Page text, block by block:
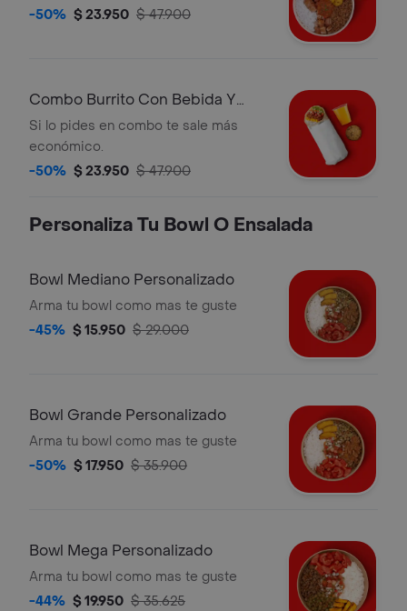
-50% $ 23.950 $ 47.900
Combo Burrito Con Bebida Y
Postre
Si lo pides en combo te sale más
económico.
-50% $ 23.950 $ 47.900
Personaliza Tu Bowl O Ensalada
Bowl Mediano Personalizado
Arma tu bowl como mas te guste
-45% $ 15.950 $ 29.000
Bowl Grande Personalizado
Arma tu bowl como mas te guste
-50% $ 17.950 $ 35.900
Bowl Mega Personalizado
Arma tu bowl como mas te guste
-44% $ 19.950 $ 35.625